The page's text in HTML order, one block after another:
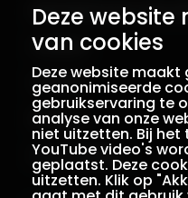
Deze
van cookies
Deze website maakt
geanonimiseerde
gebruikservaring te
analyse van onze
niet uitzetten. Bij het
YouTube video's
geplaatst. Deze
uitzetten. Klik op
Abonneer je op onze
Contact
Colofon
Privacy
Voorwaarden